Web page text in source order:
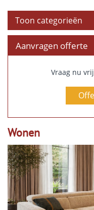
Toon categorieën
Aanvragen offerte
Vraag nu
Wonen